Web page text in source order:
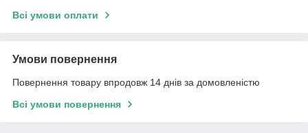
Всі умови оплати
Умови повернення
Повернення товару впродовж 14 днів за домовленістю
Всі умови повернення